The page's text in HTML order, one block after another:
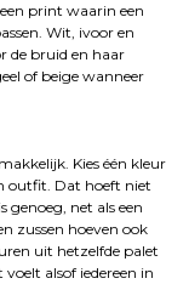
print waarin een
Wit, ivoor en
de bruid en haar
of beige wanneer
Kies één kleur
outfit. Dat hoeft niet
genoeg, net als een
zussen hoeven ook
uit hetzelfde palet
alsof iedereen in